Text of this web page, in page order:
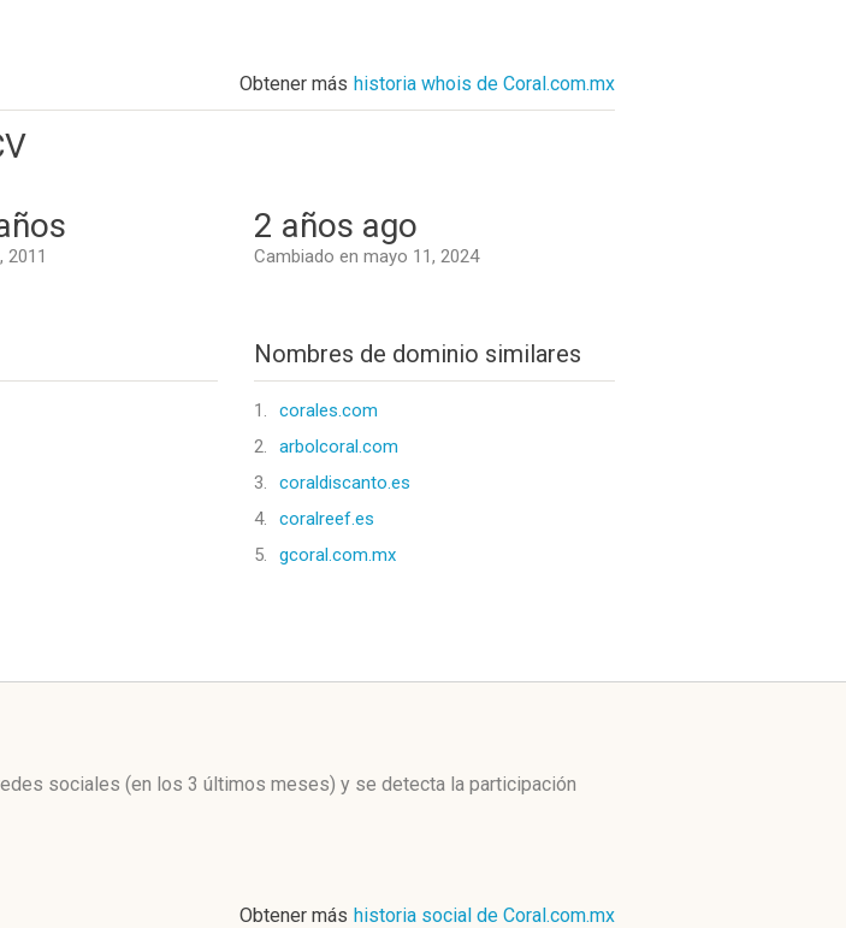
Obtener más historia whois de Coral.com.mx
2011
2 años ago
Cambiado en mayo 11, 2024
Nombres de dominio similares
1.
corales.com
2.
arbolcoral.com
3.
coraldiscanto.es
4.
coralreef.es
5.
gcoral.com.mx
sociales (en los 3 últimos meses) y se detecta la participación
Obtener más historia social de Coral.com.mx